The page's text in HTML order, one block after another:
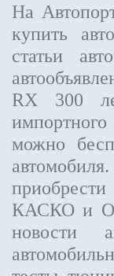
На
купить
статьи
RX 300
можно
КАСКО и
новости